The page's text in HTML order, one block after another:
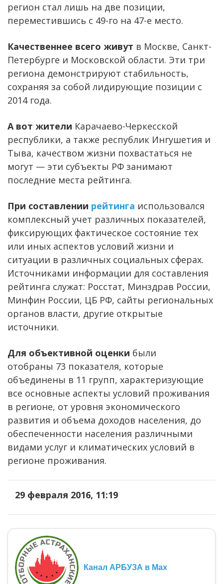
регион стал лишь на две позиции,
переместившись с 49-го на 47-е место.
Качественнее всего живут в Москве, Санкт-
Петербурге и Московской области. Эти три
региона демонстрируют стабильность,
сохраняя за собой лидирующие позиции с
2014 года.
А вот жители Карачаево-Черкесской
республики, а также республик Ингушетия и
Тыва, качеством жизни похвастаться не
могут — эти субъекты РФ занимают
последние места рейтинга.
При составлении рейтинга использовался
комплексный учет различных показателей,
фиксирующих фактическое состояние тех
или иных аспектов условий жизни и
ситуации в различных социальных сферах.
Источниками информации для составления
рейтинга служат: Росстат, Минздрав России,
Минфин России, ЦБ РФ, сайты региональных
органов власти, другие открытые
источники.
Для объективной оценки были
отобраны 73 показателя, которые
объединены в 11 групп, характеризующие
все основные аспекты условий проживания
в регионе, от уровня экономического
развития и объема доходов населения, до
обеспеченности населения различными
видами услуг и климатических условий в
регионе проживания.
29 февраля 2016, 11:19
Канал АРБУЗА в Max